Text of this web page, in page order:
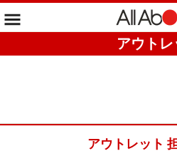
アウトレ
アウトレット